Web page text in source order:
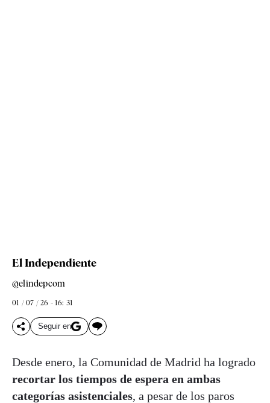
El Independiente
@elindepcom
01 / 07 / 26 - 16: 31
Seguir en
Desde enero, la Comunidad de Madrid ha logrado
recortar los tiempos de espera en ambas
categorías asistenciales, a pesar de los paros